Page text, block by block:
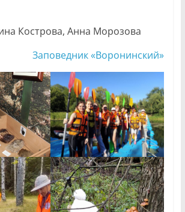
Кострова, Анна Морозова
Заповедник «Воронинский»